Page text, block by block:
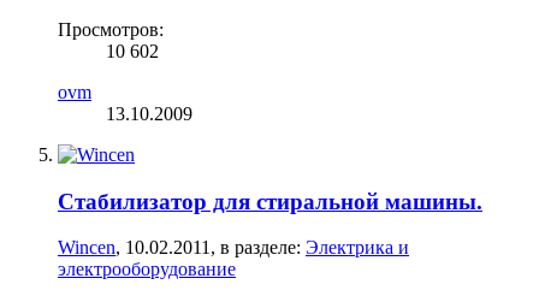
Просмотров:
10 602
ovm
13.10.2009
Стабилизатор для стиральной машины.
Wincen, 10.02.2011 , в разделе: Электрика и
электрооборудование